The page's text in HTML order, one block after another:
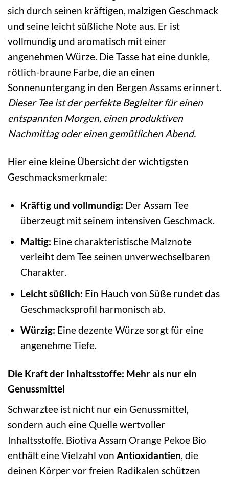
sich durch seinen kräftigen, malzigen Geschmack
und seine leicht süßliche Note aus. Er ist
vollmundig und aromatisch mit einer
angenehmen Würze. Die Tasse hat eine dunkle,
rötlich-braune Farbe, die an einen
Sonnenuntergang in den Bergen Assams erinnert.
Dieser Tee ist der perfekte Begleiter für einen
entspannten Morgen, einen produktiven
Nachmittag oder einen gemütlichen Abend.
Hier eine kleine Übersicht der wichtigsten
Geschmacksmerkmale:
Kräftig und vollmundig: Der Assam Tee
überzeugt mit seinem intensiven Geschmack.
Maltig: Eine charakteristische Malznote
verleiht dem Tee seinen unverwechselbaren
Charakter.
Leicht süßlich: Ein Hauch von Süße rundet das
Geschmacksprofil harmonisch ab.
Würzig: Eine dezente Würze sorgt für eine
angenehme Tiefe.
Die Kraft der Inhaltsstoffe: Mehr als nur ein
Genussmittel
Schwarztee ist nicht nur ein Genussmittel,
sondern auch eine Quelle wertvoller
Inhaltsstoffe. Biotiva Assam Orange Pekoe Bio
enthält eine Vielzahl von Antioxidantien, die
deinen Körper vor freien Radikalen schützen